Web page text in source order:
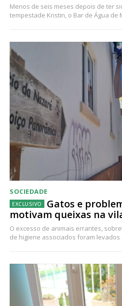
Menos de seis meses depois de ter
tempestade Kristin, o Bar de Água de
SOCIEDADE
Gatos e
motivam queixas na
O excesso de animais errantes,
de higiene associados foram levados